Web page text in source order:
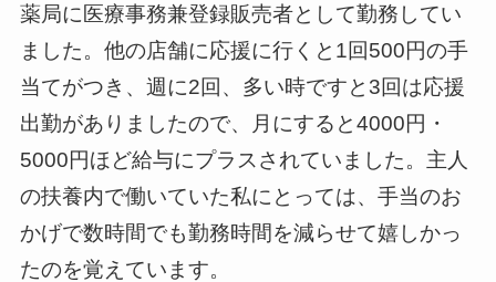
薬局に医療事務兼登録販売者として勤務してい
ました。他の店舗に応援に行くと1回500円の手
当てがつき、週に2回、多い時ですと3回は応援
出勤がありましたので、月にすると4000円・
5000円ほど給与にプラスされていました。主人
の扶養内で働いていた私にとっては、手当のお
かげで数時間でも勤務時間を減らせて嬉しかっ
たのを覚えています。